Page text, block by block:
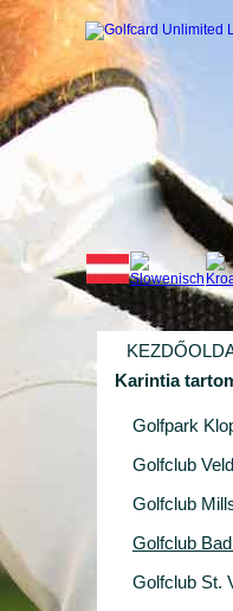
Karintia
Golfpark
Golfclub
Golfclub
Golfclub
Golfclub St.